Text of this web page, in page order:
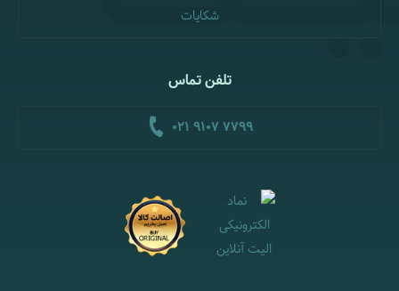
شکایات
تلفن تماس
021 9107 7799